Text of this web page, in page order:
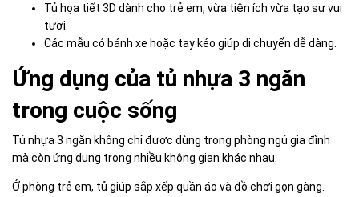
Tủ họa tiết 3D dành cho trẻ em, vừa tiện ích vừa tạo sự vui
tươi.
Các mẫu có bánh xe hoặc tay kéo giúp di chuyển dễ dàng.
Ứng dụng của tủ nhựa 3 ngăn
trong cuộc sống
Tủ nhựa 3 ngăn không chỉ được dùng trong phòng ngủ gia đình
mà còn ứng dụng trong nhiều không gian khác nhau.
Ở phòng trẻ em, tủ giúp sắp xếp quần áo và đồ chơi gọn gàng.